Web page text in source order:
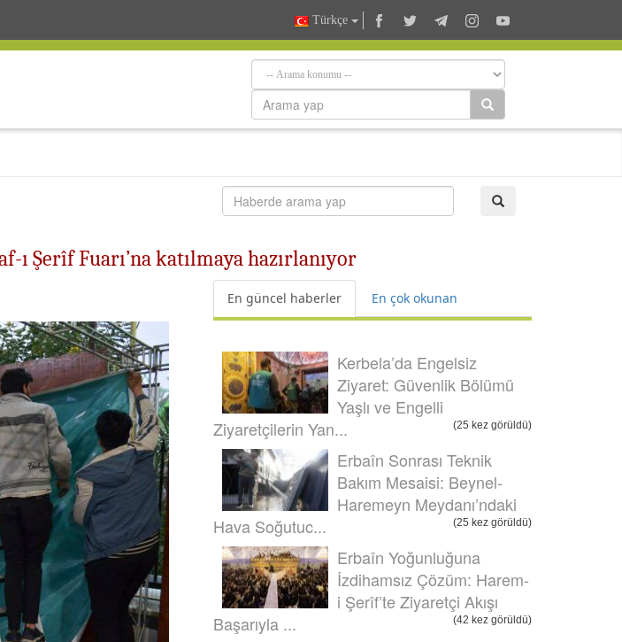
Türkçe
Şerîf Fuarı’na katılmaya hazırlanıyor
En güncel haberler En çok okunan
Kerbela’da Engelsiz
Ziyaret: Güvenlik Bölümü
Yaşlı ve Engelli
Ziyaretçilerin Yan...
(25 kez görüldü)
Erbaîn Sonrası Teknik
Bakım Mesaisi: Beynel-
Haremeyn Meydanı’ndaki
Hava Soğutuc...
(25 kez görüldü)
Erbaîn Yoğunluğuna
İzdihamsız Çözüm: Harem-
i Şerîf’te Ziyaretçi Akışı
Başarıyla ...
(42 kez görüldü)